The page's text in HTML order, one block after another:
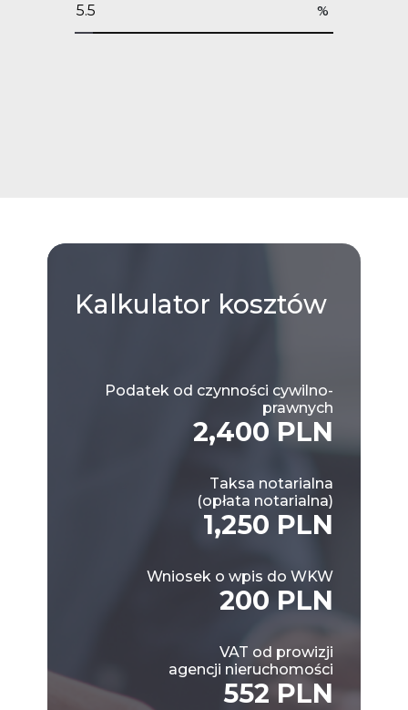
%
Kalkulator kosztów
Podatek od czynności cywilno-
prawnych
2,400 PLN
Taksa notarialna
(opłata notarialna)
1,250 PLN
Wniosek o wpis do WKW
200 PLN
VAT od prowizji
agencji nieruchomości
552 PLN